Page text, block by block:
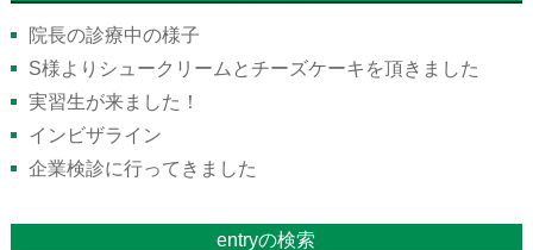
院長の診療中の様子
S様よりシュークリームとチーズケーキを頂きました
実習生が来ました！
インビザライン
企業検診に行ってきました
entryの検索